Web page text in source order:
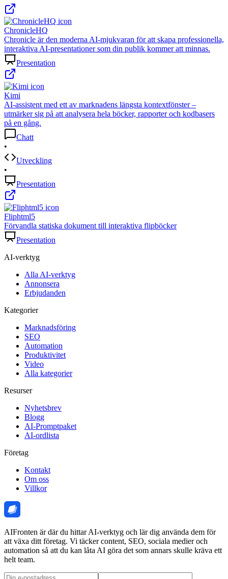
ChronicleHQ
Chronicle är den moderna AI-mjukvaran för att skapa professionella,
interaktiva AI-presentationer som din publik kommer att minnas.
Presentation
Kimi
AI-assistent med ett av marknadens längsta kontextfönster –
utmärker sig på att analysera hela böcker, rapporter och kodbasers
på en gång.
Chatt
•
Utveckling
•
Presentation
Fliphtml5
Förvandla statiska dokument till interaktiva flipböcker
Presentation
AI-verktyg
Alla AI-verktyg
Annonsera
Erbjudanden
Kategorier
Marknadsföring
SEO
Automation
Produktivitet
Video
Alla kategorier
Resurser
Nyhetsbrev
Blogg
AI-Promptpaket
AI-ordlista
Företag
Kontakt
Om oss
Villkor
AIFronten är där du hittar AI-verktyg och lär dig använda dem för
att växa ditt företag. Vi täcker content, SEO, sociala medier och
automation så att du kan låta AI göra det som annars skulle kräva ett
helt team.